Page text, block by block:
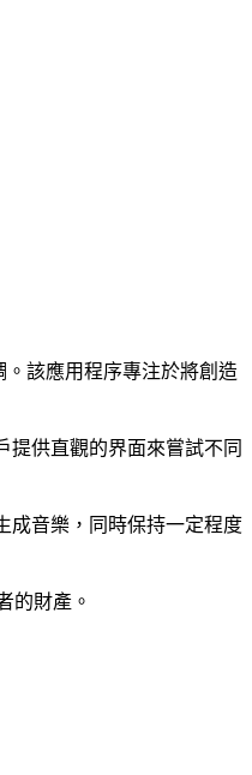
該應用程序專注於將創造
提供直觀的界面來嘗試不同
成音樂，同時保持一定程度
的財產。